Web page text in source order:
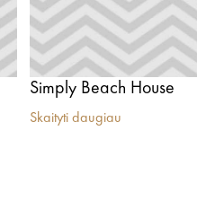
Simply Beach House
Skaityti daugiau